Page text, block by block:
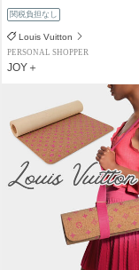
関税負担なし
Louis Vuitton
PERSONAL SHOPPER
JOY＋